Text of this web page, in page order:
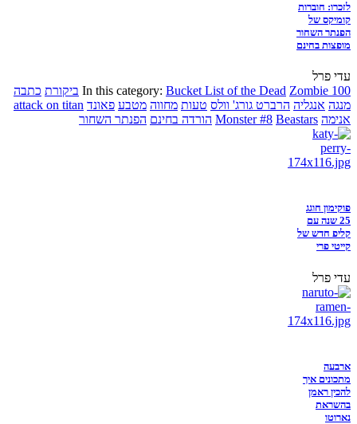
לזכרו: חוברות
קומיקס של
הפנתר השחור
מופצות בחינם
עדי פרל
In this category: Bucket List of the Dead Zombie 100 ביקורת כתבה
מנגה אנגליה הרברט גורג' וולס טעות מחווה מטבע פאונד attack on titan
אנימה
Monster #8 Beastars הורדה בחינם הפנתר השחור
פוקימון חוגג
25 שנה עם
קליפ חדש של
קייטי פרי
עדי פרל
ארבעה
מתכונים איך
להכין ראמן
בהשראת
נארוטו